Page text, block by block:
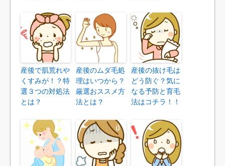
産後で肌荒れや
くすみが！？特
選３つの対処法
とは？
産後のムダ毛処
理はいつから？
厳選おススメ方
法とは？
産後の抜け毛は
どう防ぐ？気に
なる予防と育毛
法はコチラ！！